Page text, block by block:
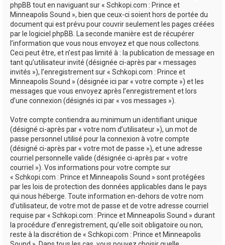
phpBB tout en naviguant sur « Schkopi.com : Prince et
Minneapolis Sound », bien que ceux-ci soient hors de portée du
document qui est prévu pour couvrir seulement les pages créées
par le logiciel phpBB. La seconde manière est de récupérer
l’information que vous nous envoyez et que nous collectons.
Ceci peut être, et n’est pas limité à : la publication de message en
tant qu’utilisateur invité (désignée ci-après par « messages
invités »), l’enregistrement sur « Schkopi.com : Prince et
Minneapolis Sound » (désignée ici par « votre compte ») et les
messages que vous envoyez après l’enregistrement et lors
d’une connexion (désignés ici par « vos messages »).
Votre compte contiendra au minimum un identifiant unique
(désigné ci-après par « votre nom d’utilisateur »), un mot de
passe personnel utilisé pour la connexion à votre compte
(désigné ci-après par « votre mot de passe »), et une adresse
courriel personnelle valide (désignée ci-après par « votre
courriel »). Vos informations pour votre compte sur
« Schkopi.com : Prince et Minneapolis Sound » sont protégées
par les lois de protection des données applicables dans le pays
qui nous héberge. Toute information en-dehors de votre nom
d’utilisateur, de votre mot de passe et de votre adresse courriel
requise par « Schkopi.com : Prince et Minneapolis Sound » durant
la procédure d’enregistrement, qu’elle soit obligatoire ou non,
reste à la discrétion de « Schkopi.com : Prince et Minneapolis